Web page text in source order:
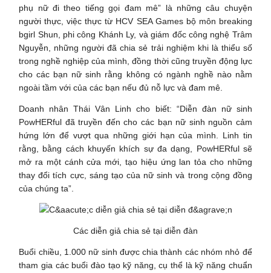
phụ nữ đi theo tiếng gọi đam mê” là những câu chuyện
người thực, việc thực từ HCV SEA Games bộ môn breaking
bgirl Shun, phi công Khánh Ly, và giám đốc công nghệ Trâm
Nguyễn, những người đã chia sẻ trải nghiệm khi là thiểu số
trong nghề nghiệp của mình, đồng thời cũng truyền động lực
cho các bạn nữ sinh rằng không có ngành nghề nào nằm
ngoài tầm với của các bạn nếu đủ nỗ lực và đam mê.
Doanh nhân Thái Vân Linh cho biết: “Diễn đàn nữ sinh
PowHERful đã truyền đến cho các bạn nữ sinh nguồn cảm
hứng lớn để vượt qua những giới hạn của mình. Linh tin
rằng, bằng cách khuyến khích sự đa dạng, PowHERful sẽ
mở ra một cánh cửa mới, tạo hiệu ứng lan tỏa cho những
thay đổi tích cực, sáng tạo của nữ sinh và trong cộng đồng
của chúng ta”.
Các diễn giả chia sẻ tại diễn đàn
Buổi chiều, 1.000 nữ sinh được chia thành các nhóm nhỏ để
tham gia các buổi đào tạo kỹ năng, cụ thể là kỹ năng chuẩn